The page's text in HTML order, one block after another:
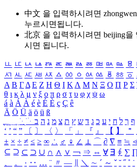
中文 을 입력하시려면 zhongwen
누르시면됩니다.
北京 을 입력하시려면 beijing을
시면 됩니다.
ㅥ ㅦ ㅧ ㅨ ㅩ ㅪ ㅫ ㅬ ㅭ ㅮ ㅯ ㅰ ㅱ
ㅺ ㅻ ㅼ ㅽ ㅾ ㅿ ㆀ ㆁ ㆂ ㆃ ㆄ ㆅ ㆆ
Α Β ΓΔ Ε Ζ Η Θ Ι ΚΛ Μ Ν Ξ Ο Π Ρ Σ
θ ι κ λ μ ν ξ ο π ρ σ τ υ φ χ ψ ω
á à Á À é è É È ç Ç ê
Ä Ö Ü ä ö ü ß
ִֶֹ ֻּ ׁׂ ף ך ל ח י ע כ ג ד ש ץ ת צ מ נ ה ב
‘ ’ “ ” 〔 〕 〈 〉 「 」 『 』 【 】 ＂
± × ÷ ≠ ≤ ≥ ∞ ∴ ♂ ♀ ∠ ⊥ ⌒ ∂ ∇ ≡ ≒
⊆ ⊇ ⊂ ⊃ ∪ ∩ ∧ ∨ ￢ ⇒ ⇔ ∀ ∃ ∮ ∑
、
。 · ‥ … ¨ 〃 ― ＼ ∼ ´ ～ ˇ ˘ ˝ ˚ ˙